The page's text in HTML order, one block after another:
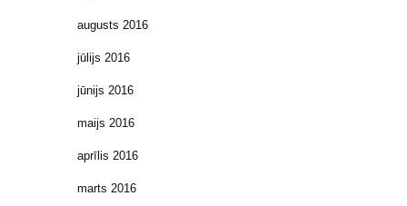
augusts 2016
jūlijs 2016
jūnijs 2016
maijs 2016
aprīlis 2016
marts 2016